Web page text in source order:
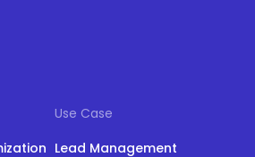
Use Case
Lead Management